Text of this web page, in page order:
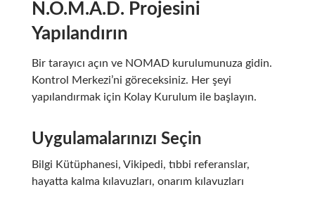
N.O.M.A.D. Projesini
Yapılandırın
Bir tarayıcı açın ve NOMAD kurulumunuza gidin.
Kontrol Merkezi’ni göreceksiniz. Her şeyi
yapılandırmak için Kolay Kurulum ile başlayın.
Uygulamalarınızı Seçin
Bilgi Kütüphanesi, Vikipedi, tıbbi referanslar,
hayatta kalma kılavuzları, onarım kılavuzları